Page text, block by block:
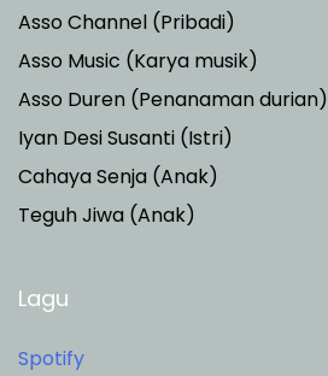
Asso Channel (Pribadi)
Asso Music (Karya musik)
Asso Duren (Penanaman durian)
Iyan Desi Susanti (Istri)
Cahaya Senja (Anak)
Teguh Jiwa (Anak)
Lagu
Spotify